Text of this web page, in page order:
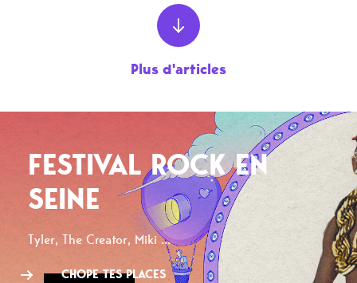
Plus d'articles
FESTIVAL ROCK EN
SEINE
Tyler, The Creator, Miki ...
CHOPE TES PLACES